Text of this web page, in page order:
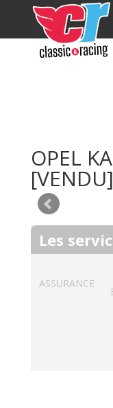
OPEL
[VENDU]
Les
ASSURANCE